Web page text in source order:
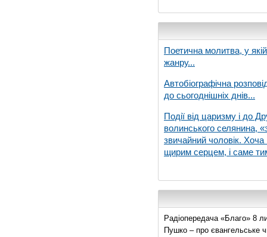
Поетична молитва, у
жанру...
Автобіографічна
до сьогоднішніх днів...
Події від царизму і до
волинського селянина,
звичайний чоловік. Хоча
щирим серцем, і саме
Радіопередача «Благо» 8
Пушко – про євангельське